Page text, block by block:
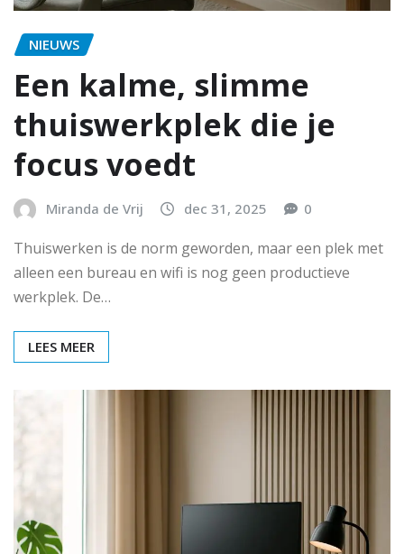
NIEUWS
Een kalme, slimme
thuiswerkplek die je
focus voedt
Miranda de Vrij dec 31, 2025 0
Thuiswerken is de norm geworden, maar een plek met
alleen een bureau en wifi is nog geen productieve
werkplek. De…
LEES MEER